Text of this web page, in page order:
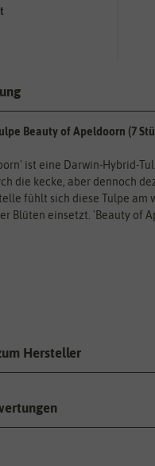
Beauty of Apeldoorn (7
ist eine Darwin-Hybrid-
die kecke, aber dennoch
fühlt sich diese Tulpe am
Blüten einsetzt. 'Beauty of
Hersteller